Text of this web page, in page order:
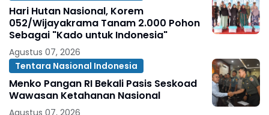
Hari Hutan Nasional, Korem
052/Wijayakrama Tanam 2.000 Pohon
Sebagai "Kado untuk Indonesia"
Agustus 07, 2026
Tentara Nasional Indonesia
Menko Pangan RI Bekali Pasis Seskoad
Wawasan Ketahanan Nasional